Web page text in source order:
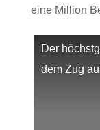
eine Million
Der
dem Zug